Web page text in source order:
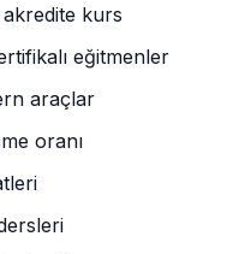
akredite kurs
eğitmenler
araçlar
oranı